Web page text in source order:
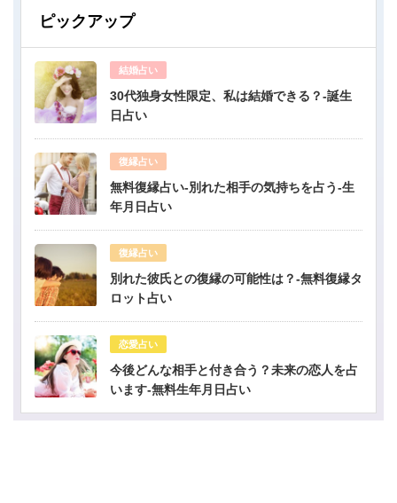
ピックアップ
結婚占い
30代独身女性限定、私は結婚できる？-誕生
日占い
復縁占い
無料復縁占い-別れた相手の気持ちを占う-生
年月日占い
復縁占い
別れた彼氏との復縁の可能性は？-無料復縁タ
ロット占い
恋愛占い
今後どんな相手と付き合う？未来の恋人を占
います-無料生年月日占い